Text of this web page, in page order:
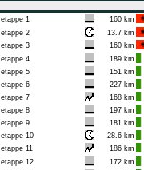
etappe 1
160 km
etappe 2
13.7 km
etappe 3
160 km
etappe 4
189 km
etappe 5
151 km
etappe 6
227 km
etappe 7
168 km
etappe 8
197 km
etappe 9
181 km
etappe 10
28.6 km
etappe 11
186 km
etappe 12
172 km